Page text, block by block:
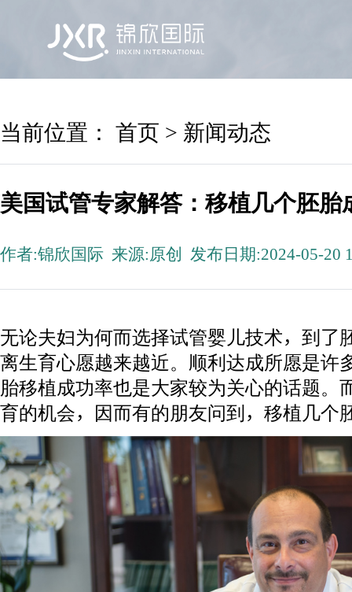
当前位置： 首页 > 新闻动态
美国试管专家解答：移植几个胚胎
作者:锦欣国际 来源:原创 发布日期:2024-05-20
无论夫妇为何而选择试管婴儿技术，到了
离生育心愿越来越近。顺利达成所愿是许
胎移植成功率也是大家较为关心的话题。
育的机会，因而有的朋友问到，移植几个